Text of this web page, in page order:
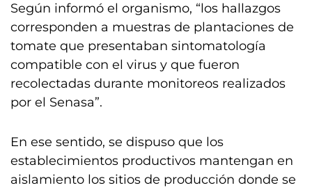
Según informó el organismo, “los hallazgos
corresponden a muestras de plantaciones de
tomate que presentaban sintomatología
compatible con el virus y que fueron
recolectadas durante monitoreos realizados
por el Senasa”.
En ese sentido, se dispuso que los
establecimientos productivos mantengan en
aislamiento los sitios de producción donde se